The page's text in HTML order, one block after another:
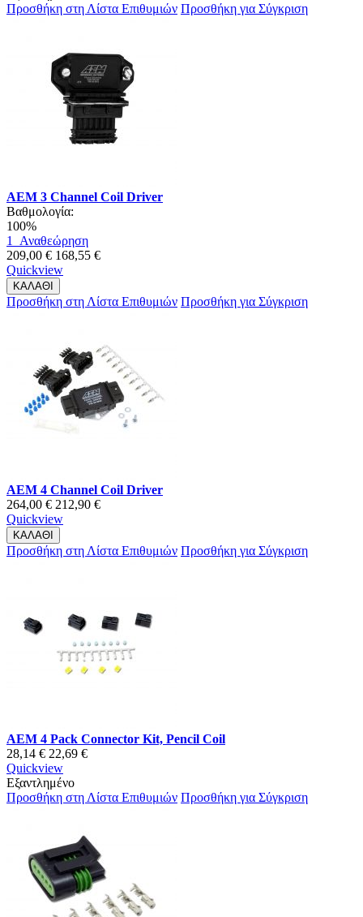
Προσθήκη στη Λίστα Επιθυμιών Προσθήκη για Σύγκριση
AEM 3 Channel Coil Driver
Βαθμολογία:
100%
1 Αναθεώρηση
209,00 € 168,55 €
Quickview
ΚΑΛΑΘΙ
Προσθήκη στη Λίστα Επιθυμιών Προσθήκη για Σύγκριση
AEM 4 Channel Coil Driver
264,00 € 212,90 €
Quickview
ΚΑΛΑΘΙ
Προσθήκη στη Λίστα Επιθυμιών Προσθήκη για Σύγκριση
AEM 4 Pack Connector Kit, Pencil Coil
28,14 € 22,69 €
Quickview
Εξαντλημένο
Προσθήκη στη Λίστα Επιθυμιών Προσθήκη για Σύγκριση